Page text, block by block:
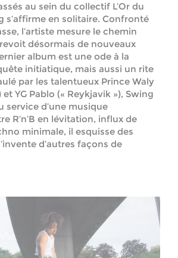
au sein du collectif L’Or du
s’affirme en solitaire. Confronté
l’artiste mesure le chemin
désormais de nouveaux
album est une ode à la
initiatique, mais aussi un rite
par les talentueux Prince Waly
et YG Pablo (« Reykjavik »), Swing
service d’une musique
R’n’B en lévitation, influx de
minimale, il esquisse des
d’autres façons de